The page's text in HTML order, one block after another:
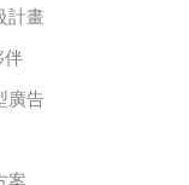
計畫
伴
廣告